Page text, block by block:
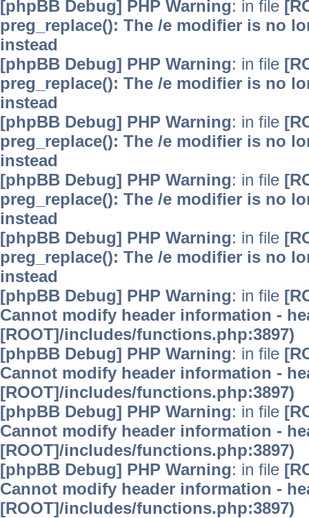
[phpBB Debug] PHP Warning: in file
preg_replace(): The /e modifier is no
instead
[phpBB Debug] PHP Warning: in file
preg_replace(): The /e modifier is no
instead
[phpBB Debug] PHP Warning: in file
preg_replace(): The /e modifier is no
instead
[phpBB Debug] PHP Warning: in file
preg_replace(): The /e modifier is no
instead
[phpBB Debug] PHP Warning: in file
preg_replace(): The /e modifier is no
instead
[phpBB Debug] PHP Warning: in file
Cannot modify header information -
[ROOT]/includes/functions.php:3897)
[phpBB Debug] PHP Warning: in file
Cannot modify header information -
[ROOT]/includes/functions.php:3897)
[phpBB Debug] PHP Warning: in file
Cannot modify header information -
[ROOT]/includes/functions.php:3897)
[phpBB Debug] PHP Warning: in file
Cannot modify header information -
[ROOT]/includes/functions.php:3897)